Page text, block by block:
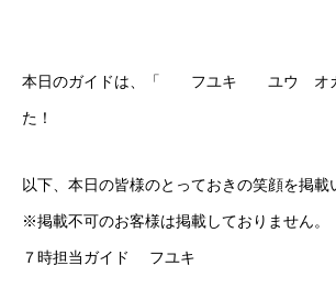
本日のガイドは、「 フユキ ユウ オ
た！
以下、本日の皆様のとっておきの笑顔を掲載
※掲載不可のお客様は掲載しておりません。
７時担当ガイド フユキ